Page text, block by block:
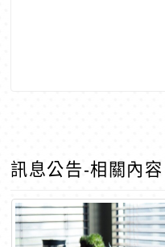
訊息公告-相關內容